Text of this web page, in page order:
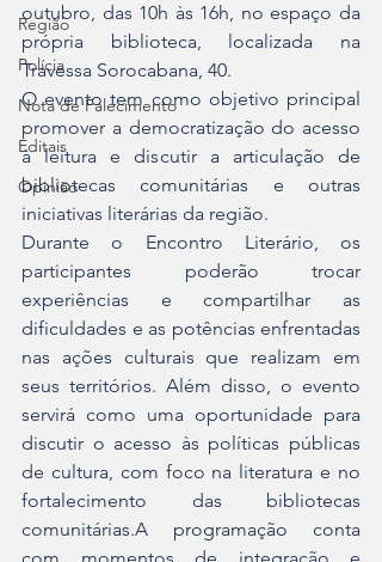
Região
Polícia
Nota de Falecimento
Editais
Opinião
outubro, das 10h às 16h, no espaço da
própria biblioteca, localizada na
Travessa Sorocabana, 40.
O evento tem como objetivo principal
promover a democratização do acesso
à leitura e discutir a articulação de
bibliotecas comunitárias e outras
iniciativas literárias da região.
Durante o Encontro Literário, os
participantes poderão trocar
experiências e compartilhar as
dificuldades e as potências enfrentadas
nas ações culturais que realizam em
seus territórios. Além disso, o evento
servirá como uma oportunidade para
discutir o acesso às políticas públicas
de cultura, com foco na literatura e no
fortalecimento das bibliotecas
comunitárias.A programação conta